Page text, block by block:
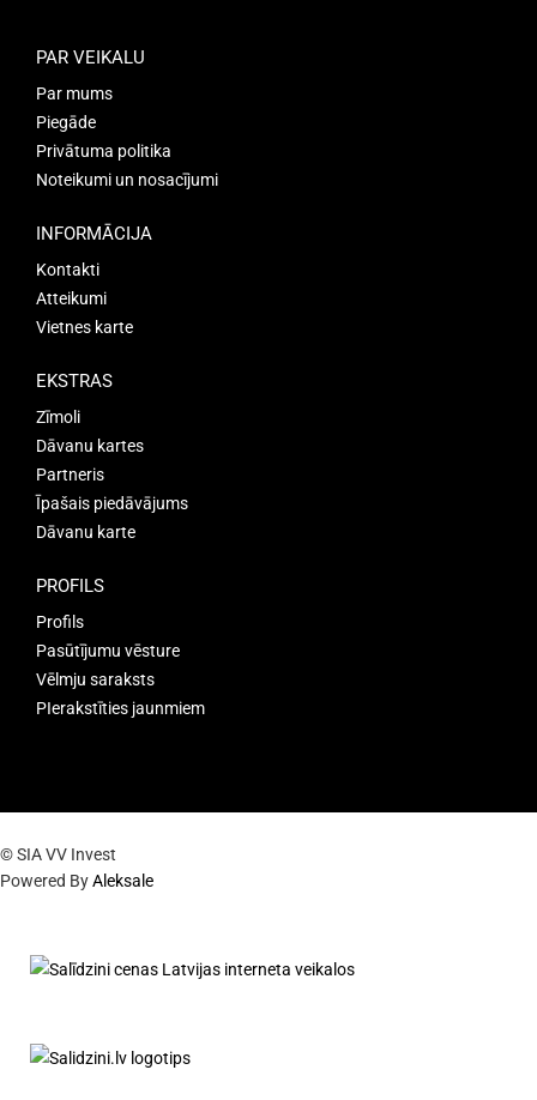
PAR VEIKALU
Par mums
Piegāde
Privātuma politika
Noteikumi un nosacījumi
INFORMĀCIJA
Kontakti
Atteikumi
Vietnes karte
EKSTRAS
Zīmoli
Dāvanu kartes
Partneris
Īpašais piedāvājums
Dāvanu karte
PROFILS
Profils
Pasūtījumu vēsture
Vēlmju saraksts
PIerakstīties jaunmiem
© SIA VV Invest
Powered ByAleksale